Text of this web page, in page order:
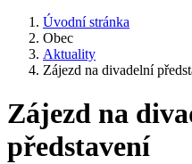
Úvodní stránka
Obec
Aktuality
Zájezd na divadelní
Zájezd na
představení